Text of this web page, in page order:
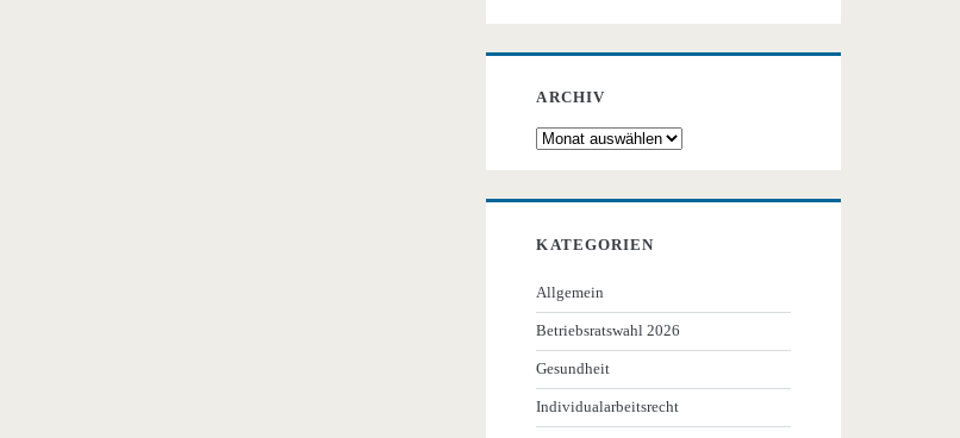
ARCHIV
Archiv
KATEGORIEN
Allgemein
Betriebsratswahl 2026
Gesundheit
Individualarbeitsrecht